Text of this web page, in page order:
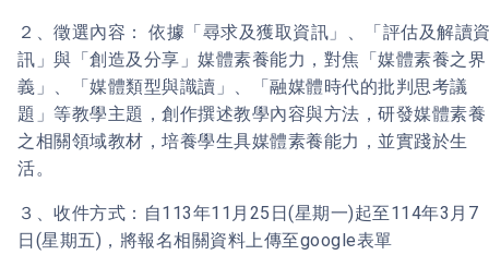
２、徵選內容： 依據「尋求及獲取資訊」、「評估及解讀
訊」與「創造及分享」媒體素養能力，對焦「媒體素養之界
義」、「媒體類型與識讀」、「融媒體時代的批判思考議
題」等教學主題，創作撰述教學內容與方法，研發媒體素養
之相關領域教材，培養學生具媒體素養能力，並實踐於生
活。
３、收件方式：自113年11月25日(星期一)起至114年3月7
日(星期五)，將報名相關資料上傳至google表單